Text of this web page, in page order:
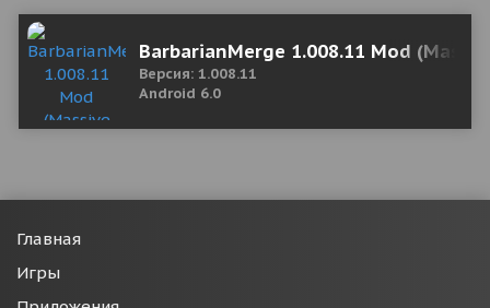
BarbarianMerge 1.008.11 Mod
Версия: 1.008.11
Android 6.0
Главная
Игры